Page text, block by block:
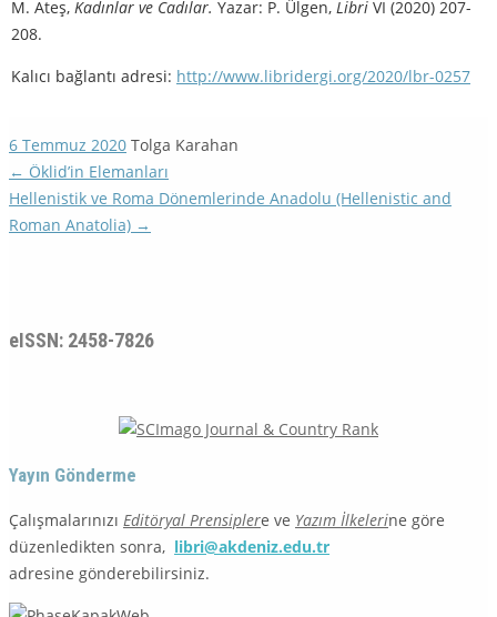
M. Ateş, Kadınlar ve Cadılar. Yazar: P. Ülgen, Libri VI (2020) 207-
208.
Kalıcı bağlantı adresi: http://www.libridergi.org/2020/lbr-0257
6 Temmuz 2020 Tolga Karahan
← Öklid’in Elemanları
Hellenistik ve Roma Dönemlerinde Anadolu (Hellenistic and
Roman Anatolia) →
eISSN: 2458-7826
Yayın Gönderme
Çalışmalarınızı Editöryal Prensiplere ve Yazım İlkelerine göre
düzenledikten sonra, libri@akdeniz.edu.tr
adresine gönderebilirsiniz.